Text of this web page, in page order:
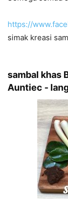
https://
simak kreasi
sambal khas
Auntiec -